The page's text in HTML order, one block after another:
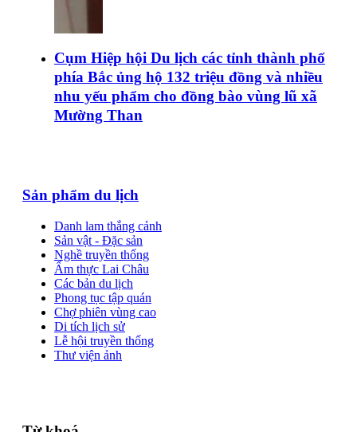
Cụm Hiệp hội Du lịch các tỉnh thành phố
phía Bắc ủng hộ 132 triệu đồng và nhiều
nhu yếu phẩm cho đồng bào vùng lũ xã
Mường Than
Sản phẩm du lịch
Danh lam thắng cảnh
Sản vật - Đặc sản
Nghề truyền thống
Ẩm thực Lai Châu
Các bản du lịch
Phong tục tập quán
Chợ phiên vùng cao
Di tích lịch sử
Lễ hội truyền thống
Thư viện ảnh